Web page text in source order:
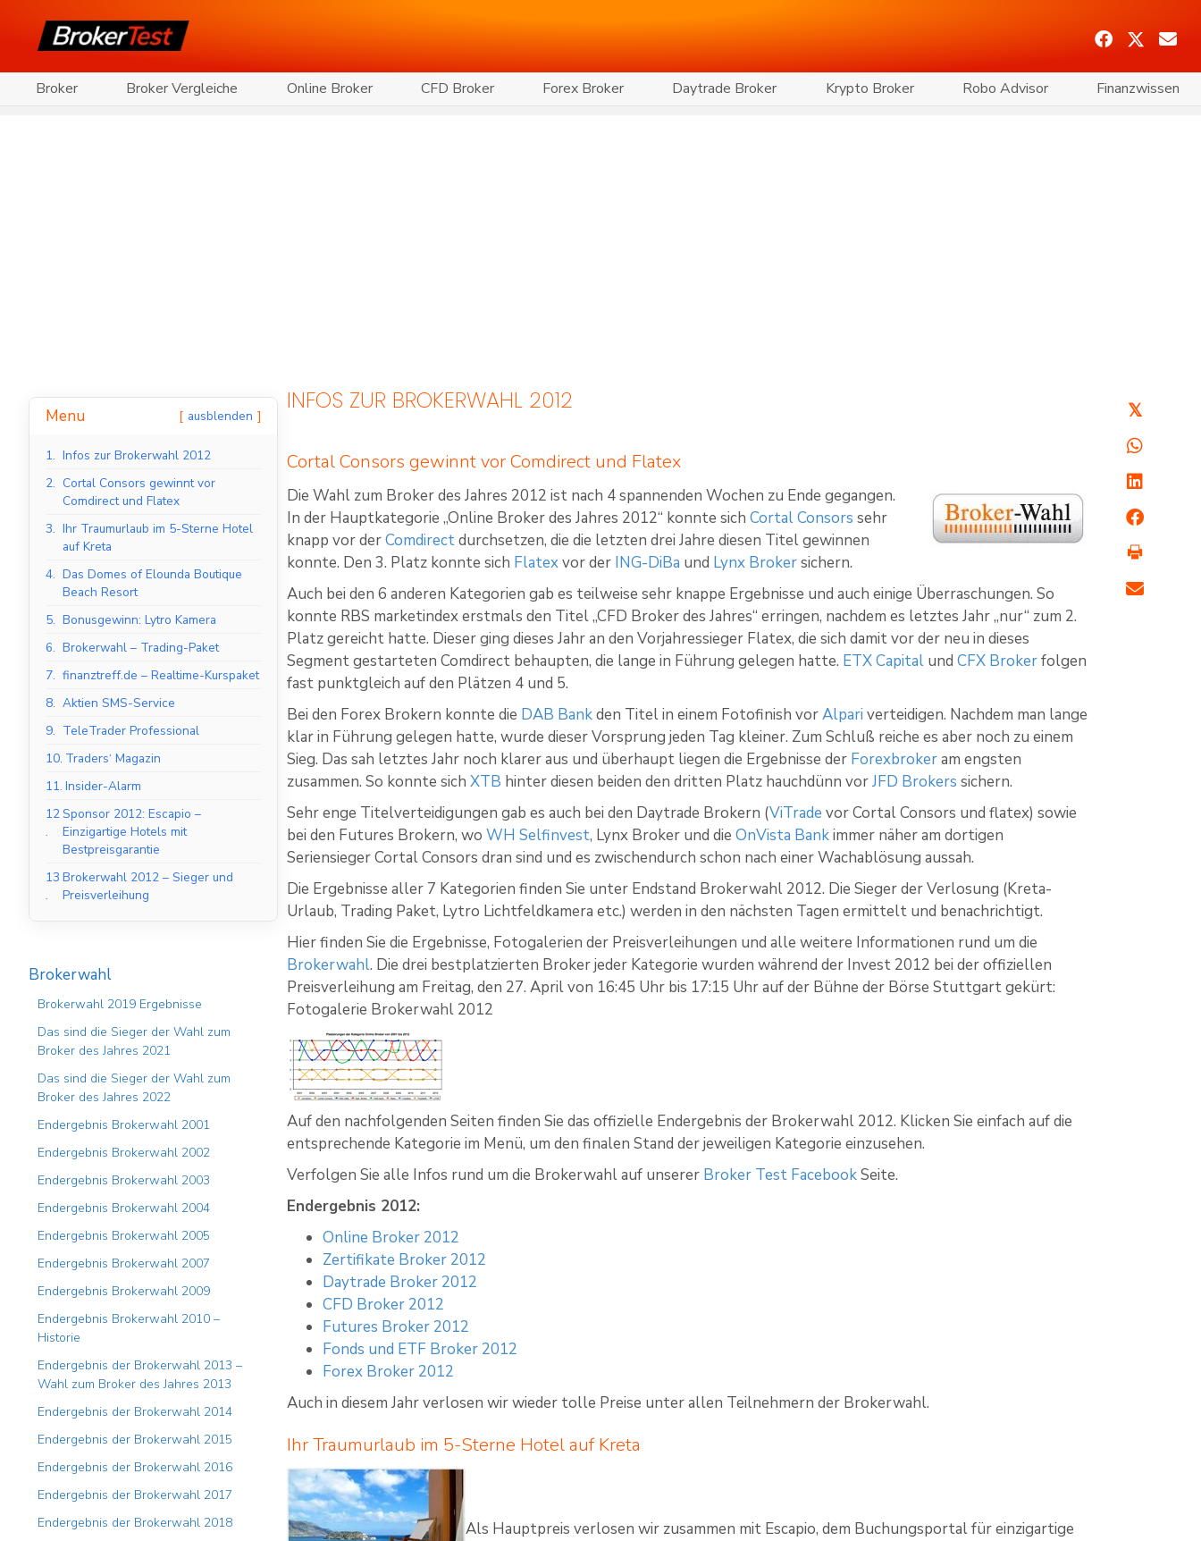
Broker Broker Vergleiche Online Broker CFD Broker Forex Broker Daytrade Broker Krypto Broker Robo Advisor Finanzwissen
Menu ausblenden
1. Infos zur Brokerwahl 2012
2. Cortal Consors gewinnt vor
Comdirect und Flatex
3. Ihr Traumurlaub im 5-Sterne Hotel
auf Kreta
4. Das Domes of Elounda Boutique
Beach Resort
5. Bonusgewinn: Lytro Kamera
6. Brokerwahl – Trading-Paket
7. finanztreff.de – Realtime-Kurspaket
8. Aktien SMS-Service
9. TeleTrader Professional
10. Traders‘ Magazin
11. Insider-Alarm
12
.
Sponsor 2012: Escapio –
Einzigartige Hotels mit
Bestpreisgarantie
13
.
Brokerwahl 2012 – Sieger und
Preisverleihung
Brokerwahl
Brokerwahl 2019 Ergebnisse
Das sind die Sieger der Wahl zum
Broker des Jahres 2021
Das sind die Sieger der Wahl zum
Broker des Jahres 2022
Endergebnis Brokerwahl 2001
Endergebnis Brokerwahl 2002
Endergebnis Brokerwahl 2003
Endergebnis Brokerwahl 2004
Endergebnis Brokerwahl 2005
Endergebnis Brokerwahl 2007
Endergebnis Brokerwahl 2009
Endergebnis Brokerwahl 2010 –
Historie
Endergebnis der Brokerwahl 2013 –
Wahl zum Broker des Jahres 2013
Endergebnis der Brokerwahl 2014
Endergebnis der Brokerwahl 2015
Endergebnis der Brokerwahl 2016
Endergebnis der Brokerwahl 2017
Endergebnis der Brokerwahl 2018
INFOS ZUR BROKERWAHL 2012
Cortal Consors gewinnt vor Comdirect und Flatex
Die Wahl zum Broker des Jahres 2012 ist nach 4 spannenden Wochen zu Ende gegangen.
In der Hauptkategorie „Online Broker des Jahres 2012“ konnte sichCortal Consors sehr
knapp vor derComdirectdurchsetzen, die die letzten drei Jahre diesen Titel gewinnen
konnte. Den 3. Platz konnte sich Flatexvor der ING-DiBa und Lynx Brokersichern.
Auch bei den 6 anderen Kategorien gab es teilweise sehr knappe Ergebnisse und auch einige Überraschungen. So
konnte RBS marketindex erstmals den Titel „CFD Broker des Jahres“ erringen, nachdem es letztes Jahr „nur“ zum 2.
Platz gereicht hatte. Dieser ging dieses Jahr an den Vorjahressieger Flatex, die sich damit vor der neu in dieses
Segment gestarteten Comdirect behaupten, die lange in Führung gelegen hatte. ETX Capital undCFX Brokerfolgen
fast punktgleich auf den Plätzen 4 und 5.
Bei den Forex Brokern konnte die DAB Bankden Titel in einem Fotofinish vorAlpari verteidigen. Nachdem man lange
klar in Führung gelegen hatte, wurde dieser Vorsprung jeden Tag kleiner. Zum Schluß reiche es aber noch zu einem
Sieg. Das sah letztes Jahr noch klarer aus und überhaupt liegen die Ergebnisse der Forexbrokeram engsten
zusammen. So konnte sichXTB hinter diesen beiden den dritten Platz hauchdünn vorJFD Brokers sichern.
Sehr enge Titelverteidigungen gab es auch bei den Daytrade Brokern (ViTrade vor Cortal Consors und flatex) sowie
bei den Futures Brokern, woWH Selfinvest, Lynx Broker und dieOnVista Bankimmer näher am dortigen
Seriensieger Cortal Consors dran sind und es zwischendurch schon nach einer Wachablösung aussah.
Die Ergebnisse aller 7 Kategorien finden Sie unter Endstand Brokerwahl 2012. Die Sieger der Verlosung (Kreta-
Urlaub, Trading Paket, Lytro Lichtfeldkamera etc.) werden in den nächsten Tagen ermittelt und benachrichtigt.
Hier finden Sie die Ergebnisse, Fotogalerien der Preisverleihungen und alle weitere Informationen rund um die
Brokerwahl. Die drei bestplatzierten Broker jeder Kategorie wurden während der Invest 2012 bei der offiziellen
Preisverleihung am Freitag, den 27. April von 16:45 Uhr bis 17:15 Uhr auf der Bühne der Börse Stuttgart gekürt:
Fotogalerie Brokerwahl 2012
Auf den nachfolgenden Seiten finden Sie das offizielle Endergebnis der Brokerwahl 2012. Klicken Sie einfach auf die
entsprechende Kategorie im Menü, um den finalen Stand der jeweiligen Kategorie einzusehen.
Verfolgen Sie alle Infos rund um die Brokerwahl auf unserer Broker Test FacebookSeite.
Endergebnis 2012:
Online Broker 2012
Zertifikate Broker 2012
Daytrade Broker 2012
CFD Broker 2012
Futures Broker 2012
Fonds und ETF Broker 2012
Forex Broker 2012
Auch in diesem Jahr verlosen wir wieder tolle Preise unter allen Teilnehmern der Brokerwahl.
Ihr Traumurlaub im 5-Sterne Hotel auf Kreta
Als Hauptpreis verlosen wir zusammen mit Escapio, dem Buchungsportal für einzigartige
𝕏